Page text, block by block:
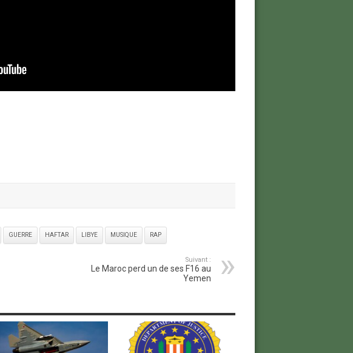
GUERRE HAFTAR LIBYE MUSIQUE RAP
Suivant :
Le Maroc perd un de ses F16 au
Yemen